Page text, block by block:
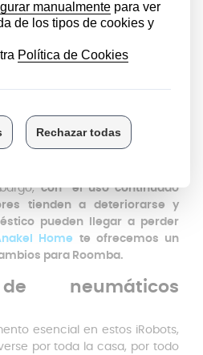
que se encuentran en el suelo.
es un robot aspirador, te
y esfuerzo en la limpieza del
de Roomba se han convertido
permiten limpiar el suelo de tu
ningún tipo de esfuerzo. Con
con el uso continuado
tienden a deteriorarse y
pueden llegar a perder
Home te ofrecemos un
para Roomba.
neumáticos
esencial en estos iRobots,
por toda la casa, por todo